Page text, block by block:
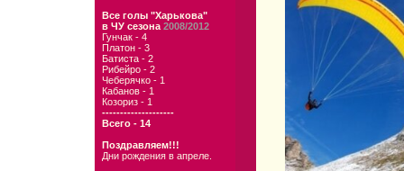
Все голы "Харькова"
в ЧУ сезона 2008/2012
Гунчак - 4
Платон - 3
Батиста - 2
Рибейро - 2
Чеберячко - 1
Кабанов - 1
Козориз - 1
--------------------
Всего - 14
Поздравляем!!!
Дни рождения в апреле.